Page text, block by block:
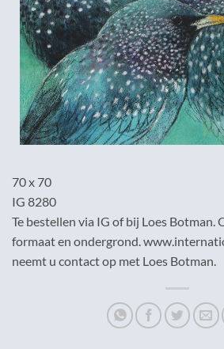
70 x 70
IG 8280
Te bestellen via IG of bij Loes Botman.
formaat en ondergrond.
neemt u contact op met Loes Botman.